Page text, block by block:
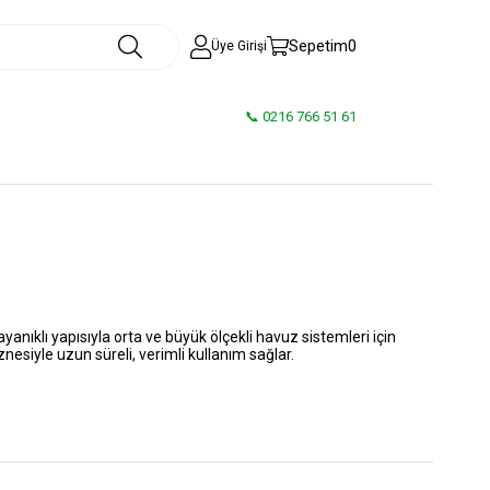
Üye Girişi Sepetim0
📞 0216 766 51 61
yapısıyla orta ve büyük ölçekli havuz sistemleri için
uzun süreli, verimli kullanım sağlar.